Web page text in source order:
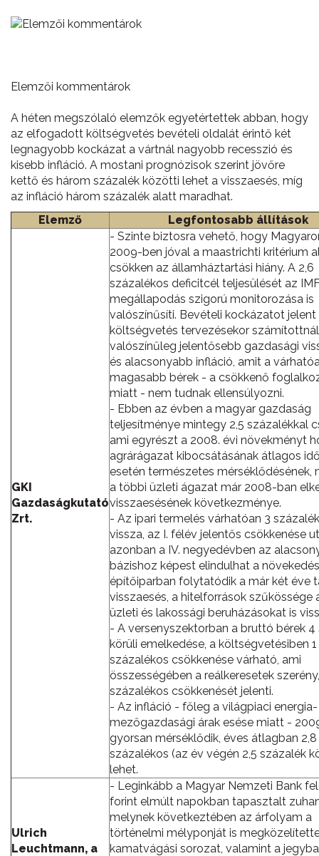
Elemzői kommentárok
A héten megszólaló elemzők egyetértettek abban, hogy
az elfogadott költségvetés bevételi oldalát érintő két
legnagyobb kockázat a vártnál nagyobb recesszió és
kisebb infláció. A mostani prognózisok szerint jövőre
kettő és három százalék közötti lehet a visszaesés, míg
az infláció három százalék alatt maradhat.
Elemző
Legfontosabb állítások
GKI
Gazdaságkutató
Zrt.
- Szinte biztosra vehető, hogy
2009-ben jóval a maastrichti kritérium
csökken az államháztartási hiány. A 2,6
százalékos deficitcél teljesülését az
megállapodás szigorú monitorozása is
valószínűsíti. Bevételi kockázatot jelent
költségvetés tervezésekor számítottnál
valószínűleg jelentősebb gazdasági
és alacsonyabb infláció, amit a
magasabb bérek - a csökkenő
miatt - nem tudnak ellensúlyozni.
- Ebben az évben a magyar gazdaság
teljesítménye mintegy 2,5 százalékkal
ami egyrészt a 2008. évi növekményt
agrárágazat kibocsátásának átlagos
esetén természetes mérséklődésének,
a többi üzleti ágazat már 2008-ban
visszaesésének következménye.
- Az ipari termelés várhatóan 3
vissza, az I. félév jelentős csökkenése
azonban a IV. negyedévben az
bázishoz képest elindulhat a
építőiparban folytatódik a már két éve
visszaesés, a hitelforrások szűkössége
üzleti és lakossági beruházásokat is
- A versenyszektorban a bruttó bérek 4
körüli emelkedése, a költségvetésiben 1
százalékos csökkenése várható, ami
összességében a reálkeresetek
százalékos csökkenését jelenti.
- Az infláció - főleg a világpiaci
mezőgazdasági árak esése miatt -
gyorsan mérséklődik, éves átlagban 2,8
százalékos (az év végén 2,5 százalék
lehet.
Ulrich
Leuchtmann, a
- Leginkább a Magyar Nemzeti Bank
forint elmúlt napokban tapasztalt
melynek következtében az árfolyam a
történelmi mélyponját is
kamatvágási sorozat, valamint a